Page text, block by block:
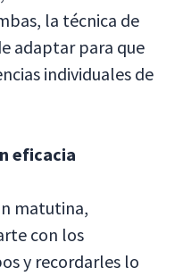
la técnica de
adaptar para que
individuales de
eficacia
matutina,
con los
y recordarles lo